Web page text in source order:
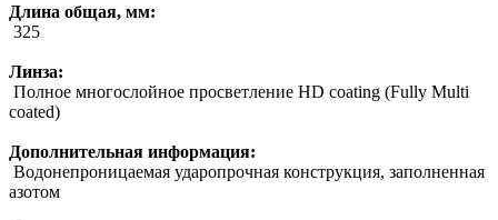
Длина общая, мм:
325
Линза:
Полное многослойное просветление HD coating (Fully Multi
coated)
Дополнительная информация:
Водонепроницаемая ударопрочная конструкция, заполненная
азотом